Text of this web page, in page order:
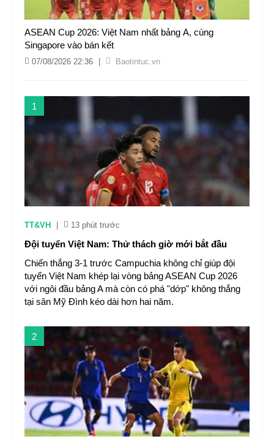
ASEAN Cup 2026: Việt Nam nhất bảng A, cùng
Singapore vào bán kết
07/08/2026 22:36 Baotintuc.vn
1
TT&VH 13 phút trước
Đội tuyển Việt Nam: Thử thách giờ mới bắt đầu
Chiến thắng 3-1 trước Campuchia không chỉ giúp đội
tuyển Việt Nam khép lại vòng bảng ASEAN Cup 2026
với ngôi đầu bảng A mà còn có phá "dớp" không thắng
tại sân Mỹ Đình kéo dài hơn hai năm.
2